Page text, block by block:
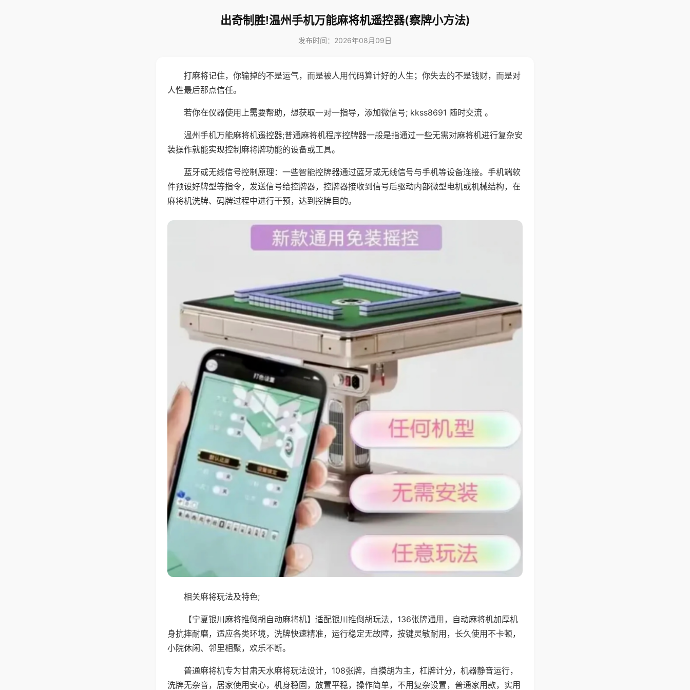
出奇制胜!温州手机万能麻将机遥控器(察牌小方法)
发布时间：2026年08月09日
打麻将记住，你输掉的不是运气，而是被人用代码算计好的人生；你失去的不是钱财，而是对
人性最后那点信任。
若你在仪器使用上需要帮助，想获取一对一指导，添加微信号; kkss8691 随时交流 。
温州手机万能麻将机遥控器;普通麻将机程序控牌器一般是指通过一些无需对麻将机进行复杂安
装操作就能实现控制麻将牌功能的设备或工具。
蓝牙或无线信号控制原理：一些智能控牌器通过蓝牙或无线信号与手机等设备连接。手机端软
件预设好牌型等指令，发送信号给控牌器，控牌器接收到信号后驱动内部微型电机或机械结构，在
麻将机洗牌、码牌过程中进行干预，达到控牌目的。
相关麻将玩法及特色;
【宁夏银川麻将推倒胡自动麻将机】适配银川推倒胡玩法，136张牌通用，自动麻将机加厚机
身抗摔耐磨，适应各类环境，洗牌快速精准，运行稳定无故障，按键灵敏耐用，长久使用不卡顿，
小院休闲、邻里相聚，欢乐不断。
普通麻将机专为甘肃天水麻将玩法设计，108张牌，自摸胡为主，杠牌计分，机器静音运行，
洗牌无杂音，居家使用安心，机身稳固，放置平稳，操作简单，不用复杂设置，普通家用款，实用